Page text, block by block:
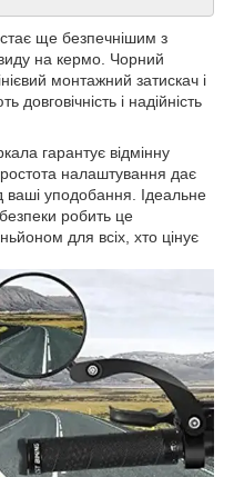
ще безпечнішим з
на кермо. Чорний
монтажний затискач і
довговічність і надійність
гарантує відмінну
налаштування дає
ваші уподобання. Ідеальне
робить це
для всіх, хто цінує